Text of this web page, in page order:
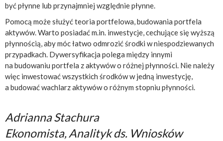
być płynne lub przynajmniej względnie płynne.
Pomocą może służyć teoria portfelowa, budowania portfela
aktywów. Warto posiadać m.in. inwestycje, cechujące się wyższą
płynnością, aby móc łatwo odmrozić środki w niespodziewanych
przypadkach. Dywersyfikacja polega między innymi
na budowaniu portfela z aktywów o różnej płynności. Nie należy
więc inwestować wszystkich środków w jedną inwestycję,
a budować wachlarz aktywów o różnym stopniu płynności.
Adrianna Stachura
Ekonomista, Analityk ds. Wniosków